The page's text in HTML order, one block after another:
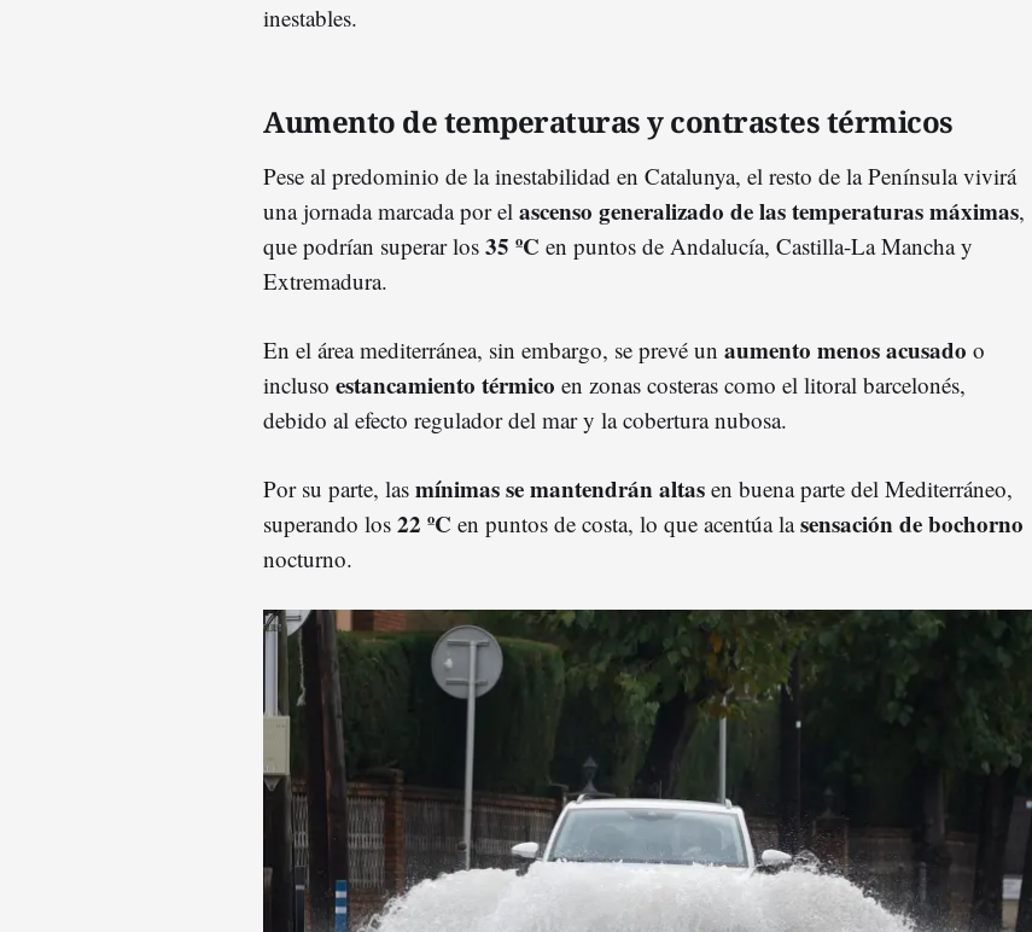
inestables.
Aumento de temperaturas y contrastes térmicos
Pese al predominio de la inestabilidad en Catalunya, el resto de la Península vivirá
una jornada marcada por el ascenso generalizado de las temperaturas máximas,
que podrían superar los 35 ºC en puntos de Andalucía, Castilla-La Mancha y
Extremadura.
En el área mediterránea, sin embargo, se prevé un aumento menos acusado o
incluso estancamiento térmico en zonas costeras como el litoral barcelonés,
debido al efecto regulador del mar y la cobertura nubosa.
Por su parte, las mínimas se mantendrán altas en buena parte del Mediterráneo,
superando los 22 ºC en puntos de costa, lo que acentúa lasensación de bochorno
nocturno.